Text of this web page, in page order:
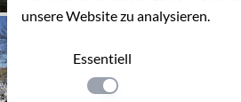
unsere Website zu analysieren.
Essentiell
Einstellung anwenden